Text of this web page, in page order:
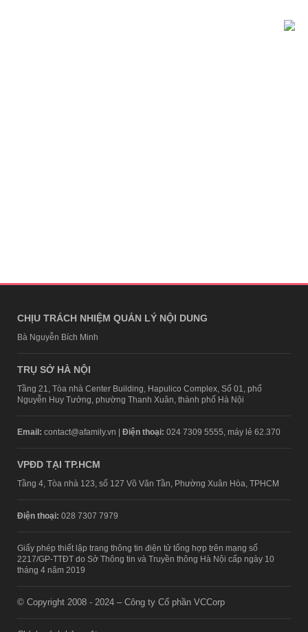
CHỊU TRÁCH NHIỆM QUẢN LÝ NỘI DUNG
Bà Nguyễn Bích Minh
TRỤ SỞ HÀ NỘI
Tầng 21, Tòa nhà Center Building, Hapulico Complex, Số 01, phố
Nguyễn Huy Tưởng, phường Thanh Xuân, thành phố Hà Nội
Email: contact@afamily.vn | Điện thoại: 024 7309 5555, máy lẻ 62.370
VPĐD TẠI TP.HCM
Tầng 4, Tòa nhà 123, số 127 Võ Văn Tần, Phường Xuân Hòa, TPHCM
Điện thoại: 028 7307 7979
Giấy phép thiết lập trang thông tin điện tử tổng hợp trên mạng số
2217/GP-TTĐT do Sở Thông tin và Truyền thông Hà Nội cấp ngày 10
tháng 4 năm 2019
© Copyright 2008 - 2024 – Công ty Cổ phần VCCorp